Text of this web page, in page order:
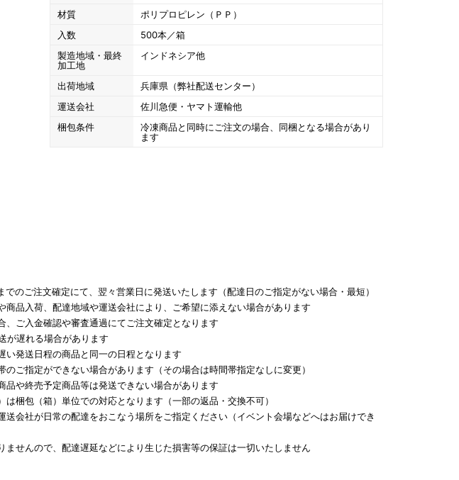
材質
ポリプロピレン（ＰＰ）
入数
500本／箱
製造地域・最終
加工地
インドネシア他
出荷地域
兵庫県（弊社配送センター）
運送会社
佐川急便・ヤマト運輸他
梱包条件
冷凍商品と同時にご注文の場合、同梱となる場合があり
ます
のご注文確定にて、翌々営業日に発送いたします（配達日のご指定がない場合・最短）
商品入荷、配達地域や運送会社により、ご希望に添えない場合があります
、ご入金確認や審査通過にてご注文確定となります
が遅れる場合があります
い発送日程の商品と同一の日程となります
ご指定ができない場合があります（その場合は時間帯指定なしに変更）
品や終売予定商品等は発送できない場合があります
梱包（箱）単位での対応となります（一部の返品・交換不可）
送会社が日常の配達をおこなう場所をご指定ください（イベント会場などへはお届けでき
ませんので、配達遅延などにより生じた損害等の保証は一切いたしません